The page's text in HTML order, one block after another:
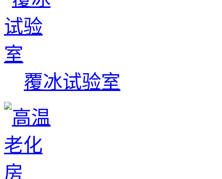
覆冰试验室